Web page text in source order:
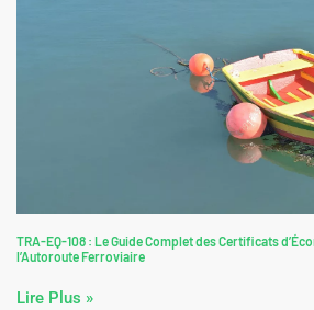
TRA-EQ-108 : Le Guide Complet des Certificats
l’Autoroute Ferroviaire
Lire Plus »